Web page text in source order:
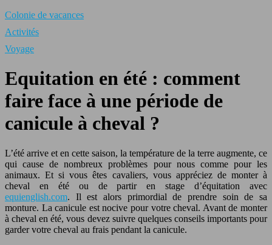
Colonie de vacances
Activités
Voyage
Equitation en été : comment
faire face à une période de
canicule à cheval ?
L’été arrive et en cette saison, la température de la terre augmente, ce
qui cause de nombreux problèmes pour nous comme pour les
animaux. Et si vous êtes cavaliers, vous appréciez de monter à
cheval en été ou de partir en stage d’équitation avec
equienglish.com. Il est alors primordial de prendre soin de sa
monture. La canicule est nocive pour votre cheval. Avant de monter
à cheval en été, vous devez suivre quelques conseils importants pour
garder votre cheval au frais pendant la canicule.